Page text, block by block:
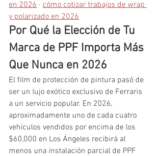
en 2026 · cómo cotizar trabajos de wrap
y polarizado en 2026
Por Qué la Elección de Tu
Marca de PPF Importa Más
Que Nunca en 2026
El film de protección de pintura pasó de
ser un lujo exótico exclusivo de Ferraris
a un servicio popular. En 2026,
aproximadamente uno de cada cuatro
vehículos vendidos por encima de los
$60,000 en Los Ángeles recibirá al
menos una instalación parcial de PPF